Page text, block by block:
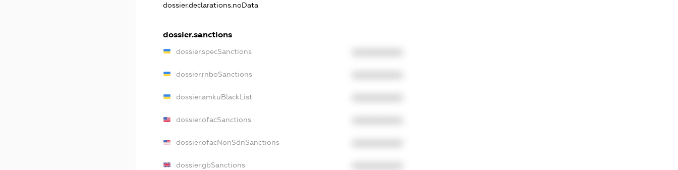
dossier.declarations.noData
dossier.sanctions
dossier.specSanctions
dossier.rnboSanctions
dossier.amkuBlackList
dossier.ofacSanctions
dossier.ofacNonSdnSanctions
dossier.gbSanctions